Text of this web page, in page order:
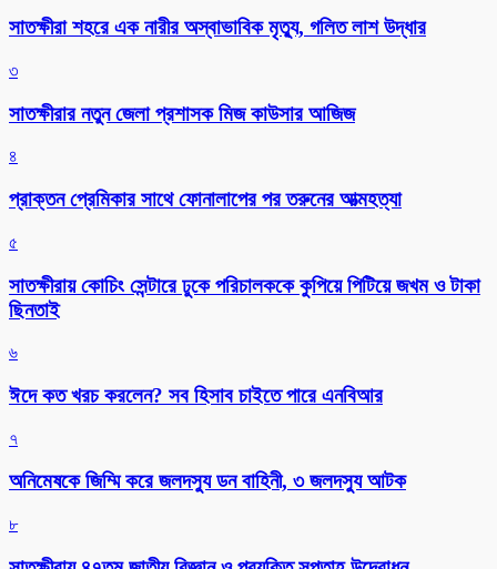
সাতক্ষীরা শহরে এক নারীর অস্বাভাবিক মৃত্যু, গলিত লাশ উদ্ধার
৩
সাতক্ষীরার নতুন জেলা প্রশাসক মিজ কাউসার আজিজ
৪
প্রাক্তন প্রেমিকার সাথে ফোনালাপের পর তরুনের আত্মহত্যা
৫
সাতক্ষীরায় কোচিং সেন্টারে ঢুকে পরিচালককে কুপিয়ে পিটিয়ে জখম ও টাকা
ছিনতাই
৬
ঈদে কত খরচ করলেন? সব হিসাব চাইতে পারে এনবিআর
৭
অনিমেষকে জিম্মি করে জলদস্যু ডন বাহিনী, ৩ জলদস্যু আটক
৮